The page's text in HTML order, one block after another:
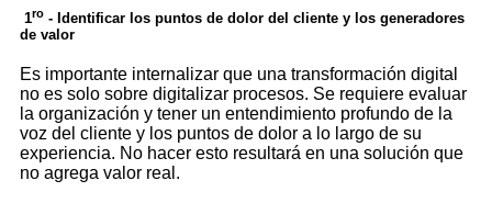
1ro - Identificar los puntos de dolor del cliente y los generadores
de valor
Es importante internalizar que una transformación digital
no es solo sobre digitalizar procesos. Se requiere evaluar
la organización y tener un entendimiento profundo de la
voz del cliente y los puntos de dolor a lo largo de su
experiencia. No hacer esto resultará en una solución que
no agrega valor real.